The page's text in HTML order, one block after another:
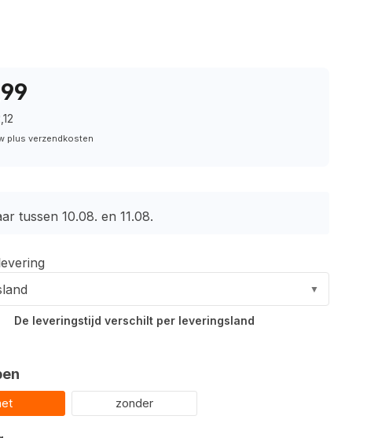
plus verzendkosten
tussen 10.08. en 11.08.
▼
De leveringstijd verschilt per leveringsland
zonder